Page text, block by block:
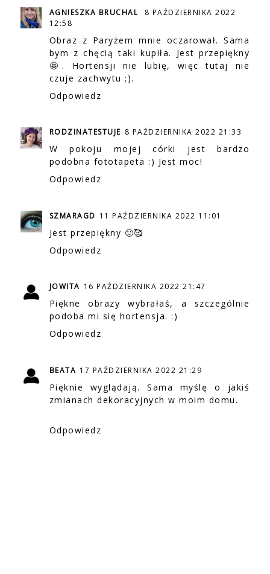
AGNIESZKA BRUCHAL
8 PAŹDZIERNIKA 2022
12:58
Obraz z Paryżem mnie oczarował. Sama
bym z chęcią taki kupiła. Jest przepiękny
🤩. Hortensji nie lubię, więc tutaj nie
czuje zachwytu ;).
Odpowiedz
RODZINATESTUJE 8 PAŹDZIERNIKA 2022 21:33
W pokoju mojej córki jest bardzo
podobna fototapeta :) Jest moc!
Odpowiedz
SZMARAGD 11 PAŹDZIERNIKA 2022 11:01
Jest przepiękny 🙂🥰
Odpowiedz
JOWITA 16 PAŹDZIERNIKA 2022 21:47
Piękne obrazy wybrałaś, a szczególnie
podoba mi się hortensja. :)
Odpowiedz
BEATA 17 PAŹDZIERNIKA 2022 21:29
Pięknie wyglądają. Sama myślę o jakiś
zmianach dekoracyjnych w moim domu.
Odpowiedz